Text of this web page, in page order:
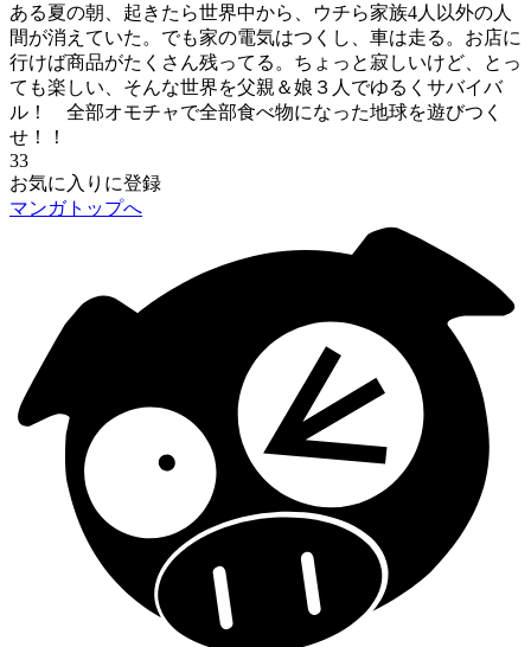
ある夏の朝、起きたら世界中から、ウチら家族4人以外の人
間が消えていた。でも家の電気はつくし、車は走る。お店に
行けば商品がたくさん残ってる。ちょっと寂しいけど、とっ
ても楽しい、そんな世界を父親＆娘３人でゆるくサバイバ
ル！ 全部オモチャで全部食べ物になった地球を遊びつく
せ！！
33
お気に入りに登録
マンガトップへ